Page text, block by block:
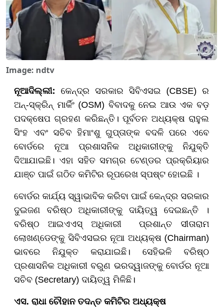
Image: ndtv
ନୂଆଦିଲ୍ଲୀ: କେନ୍ଦ୍ର ସରକାର ସିବିଏସଇ (CBSE) ର
ଅନ୍-ସ୍କ୍ରିନ୍ ମାର୍କିଂ (OSM) ବିବାଦକୁ ନେଇ ଆଉ ଏକ ବଡ଼
ପଦକ୍ଷେପ ଗ୍ରହଣ କରିଛନ୍ତି। ପୂର୍ବତନ ଅଧ୍ୟକ୍ଷ ରାହୁଲ
ସିଂହ ଏବଂ ସଚିବ ହିମାଂଶୁ ଗୁପ୍ତାଙ୍କ ବଦଳି ପରେ ଏବେ
ବୋର୍ଡରେ ନୂଆ ପ୍ରଶାସନିକ ଅଧିକାରୀଙ୍କୁ ନିଯୁକ୍ତି
ଦିଆଯାଇଛି। ଏହା ସହିତ ସମଗ୍ର ଟେଣ୍ଡର ପ୍ରକ୍ରିୟାର
ଯାଞ୍ଚ ପାଇଁ ଗଠିତ କମିଟିର ରୂପରେଖ ସ୍ପଷ୍ଟ ହୋଇଛି ।
ବୋର୍ଡର କାର୍ଯ୍ୟ ସ୍ୱାଭାବିକ କରିବା ପାଇଁ କେନ୍ଦ୍ର ସରକାର
ଦୁଇଜଣ ବରିଷ୍ଠ ଅଧିକାରୀଙ୍କୁ ଦାୟିତ୍ୱ ଦେଇଛନ୍ତି ।
ବରିଷ୍ଠ ଆଇଏଏସ୍ ଅଧିକାରୀ ପ୍ରଶାନ୍ତ ସୀତାରାମ
ଲୋଖଣ୍ଡେଙ୍କୁ ସିବିଏସଇର ନୂଆ ଅଧ୍ୟକ୍ଷ (Chairman)
ଭାବରେ ନିଯୁକ୍ତ କରାଯାଇଛି। ସେହିଭଳି ବରିଷ୍ଠ
ପ୍ରଶାସନିକ ଅଧିକାରୀ ବରୁଣ ଭରଦ୍ୱାଜଙ୍କୁ ବୋର୍ଡର ନୂଆ
ସଚିବ (Secretary) ଦାୟିତ୍ୱ ମିଳିଛି।
ଏସ. ରାଧା ଚୌହାନ ତଦନ୍ତ କମିଟିର ଅଧ୍ୟକ୍ଷ